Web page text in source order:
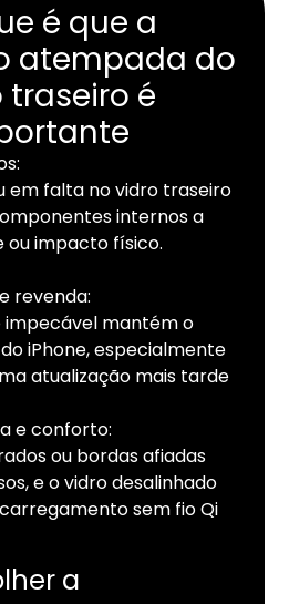
é que a
atempada do
traseiro é
em falta no vidro traseiro
internos a
ou impacto físico.
revenda:
impecável mantém o
iPhone, especialmente
atualização mais tarde
e conforto:
ou bordas afiadas
e o vidro desalinhado
sem fio Qi
a